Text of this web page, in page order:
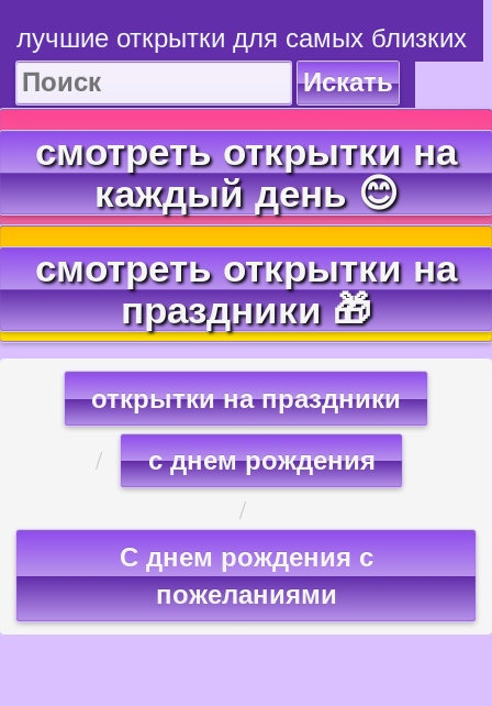
лучшие открытки для самых близких
Искать
смотреть открытки на
каждый день 😊
смотреть открытки на
праздники 🎁
открытки на праздники
с днем рождения
С днем рождения с
пожеланиями